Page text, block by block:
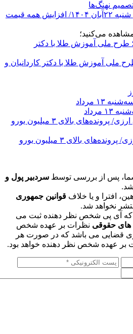
نهنگ‌ها
قیمت طلا و سکه امروز پنج شنبه ۲۲آبان ۱۴۰۴/ افزایش همه قیمت
می‌کنید؛
ملی آموزش طلا با دکتر کاردانیان و
دستور تازه برای متخلفان ارزی/ پرونده‌های بالای ۳ میلیون یورو
پس از بررسی توسط سردبیر پول و
افترا و یا خلاف قوانین جمهوری
نخواهد شد.
که آی پی شخص نظر دهنده ثبت می
های حقوقی نظرات بر عهده شخص
قضایی می باشد که در صورت هر
بر عهده شخص نظر دهنده خواهد بود.